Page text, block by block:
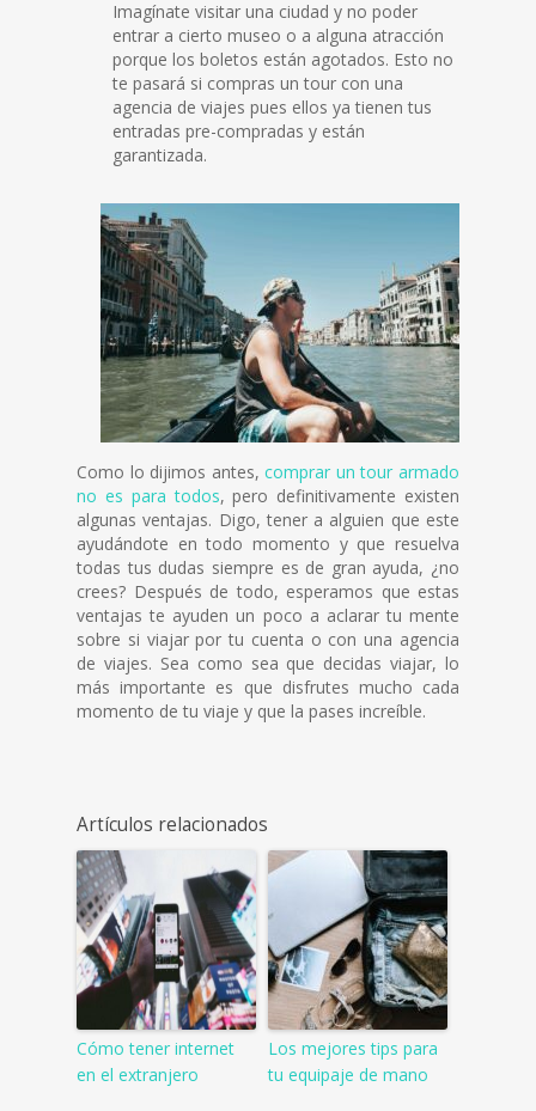
Imagínate visitar una ciudad y no poder
entrar a cierto museo o a alguna atracción
porque los boletos están agotados. Esto no
te pasará si compras un tour con una
agencia de viajes pues ellos ya tienen tus
entradas pre-compradas y están
garantizada.
Como lo dijimos antes,comprar un tour armado
no es para todos, pero definitivamente existen
algunas ventajas. Digo, tener a alguien que este
ayudándote en todo momento y que resuelva
todas tus dudas siempre es de gran ayuda, ¿no
crees? Después de todo, esperamos que estas
ventajas te ayuden un poco a aclarar tu mente
sobre si viajar por tu cuenta o con una agencia
de viajes. Sea como sea que decidas viajar, lo
más importante es que disfrutes mucho cada
momento de tu viaje y que la pases increíble.
Artículos relacionados
Cómo tener internet
en el extranjero
Los mejores tips para
tu equipaje de mano